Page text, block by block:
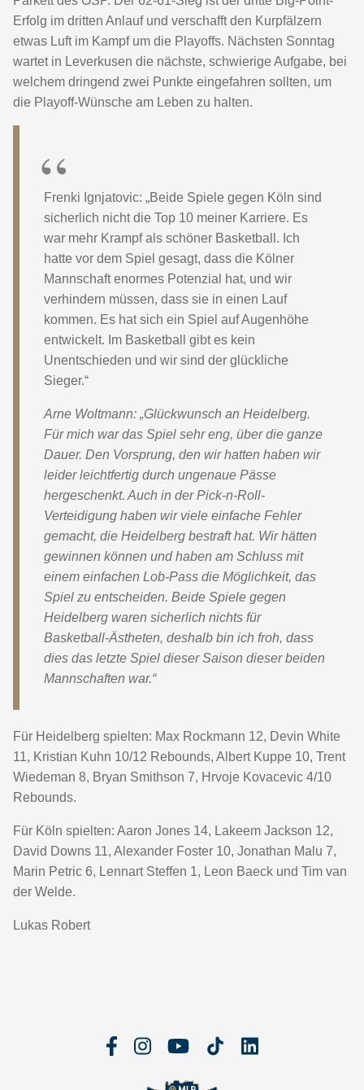
Erfolg im dritten Anlauf und verschafft den Kurpfälzern
etwas Luft im Kampf um die Playoffs. Nächsten Sonntag
wartet in Leverkusen die nächste, schwierige Aufgabe, bei
welchem dringend zwei Punkte eingefahren sollten, um
die Playoff-Wünsche am Leben zu halten.
Frenki Ignjatovic: „Beide Spiele gegen Köln sind
sicherlich nicht die Top 10 meiner Karriere. Es
war mehr Krampf als schöner Basketball. Ich
hatte vor dem Spiel gesagt, dass die Kölner
Mannschaft enormes Potenzial hat, und wir
verhindern müssen, dass sie in einen Lauf
kommen. Es hat sich ein Spiel auf Augenhöhe
entwickelt. Im Basketball gibt es kein
Unentschieden und wir sind der glückliche
Sieger.“
Arne Woltmann: „Glückwunsch an Heidelberg.
Für mich war das Spiel sehr eng, über die ganze
Dauer. Den Vorsprung, den wir hatten haben wir
leider leichtfertig durch ungenaue Pässe
hergeschenkt. Auch in der Pick-n-Roll-
Verteidigung haben wir viele einfache Fehler
gemacht, die Heidelberg bestraft hat. Wir hätten
gewinnen können und haben am Schluss mit
einem einfachen Lob-Pass die Möglichkeit, das
Spiel zu entscheiden. Beide Spiele gegen
Heidelberg waren sicherlich nichts für
Basketball-Ästheten, deshalb bin ich froh, dass
dies das letzte Spiel dieser Saison dieser beiden
Mannschaften war.“
Für Heidelberg spielten: Max Rockmann 12, Devin White
11, Kristian Kuhn 10/12 Rebounds, Albert Kuppe 10, Trent
Wiedeman 8, Bryan Smithson 7, Hrvoje Kovacevic 4/10
Rebounds.
Für Köln spielten: Aaron Jones 14, Lakeem Jackson 12,
David Downs 11, Alexander Foster 10, Jonathan Malu 7,
Marin Petric 6, Lennart Steffen 1, Leon Baeck und Tim van
der Welde.
Lukas Robert